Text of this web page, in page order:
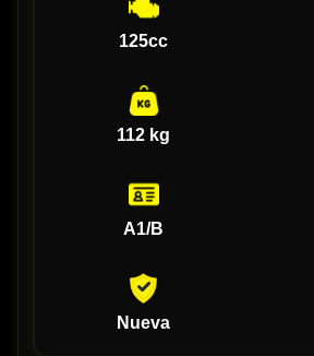
125cc
112 kg
A1/B
Nueva